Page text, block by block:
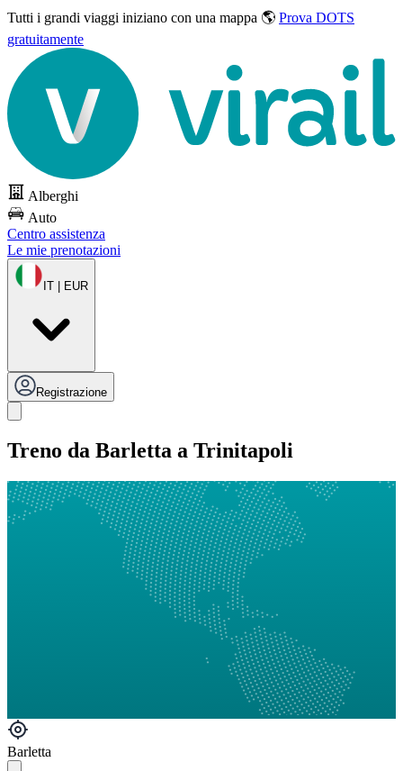
Tutti i grandi viaggi iniziano con una mappa 🌎 Prova DOTS
gratuitamente
Alberghi
Auto
Centro assistenza
Le mie prenotazioni
IT | EUR
Registrazione
Treno da Barletta a Trinitapoli
Barletta